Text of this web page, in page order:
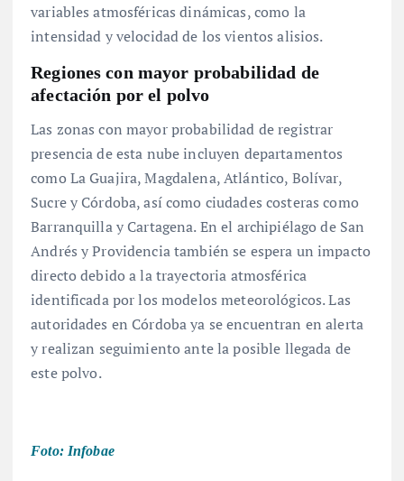
variables atmosféricas dinámicas, como la
intensidad y velocidad de los vientos alisios.
Regiones con mayor probabilidad de
afectación por el polvo
Las zonas con mayor probabilidad de registrar
presencia de esta nube incluyen departamentos
como La Guajira, Magdalena, Atlántico, Bolívar,
Sucre y Córdoba, así como ciudades costeras como
Barranquilla y Cartagena. En el archipiélago de San
Andrés y Providencia también se espera un impacto
directo debido a la trayectoria atmosférica
identificada por los modelos meteorológicos. Las
autoridades en Córdoba ya se encuentran en alerta
y realizan seguimiento ante la posible llegada de
este polvo.
Foto: Infobae